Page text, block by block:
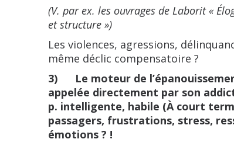
(V. par ex. les ouvrages de Laborit «
et structure »)
Les violences, agressions,
même déclic compensatoire ?
3) Le moteur de
appelée directement par son
p. intelligente, habile (À court
passagers, frustrations, stress,
émotions ? !